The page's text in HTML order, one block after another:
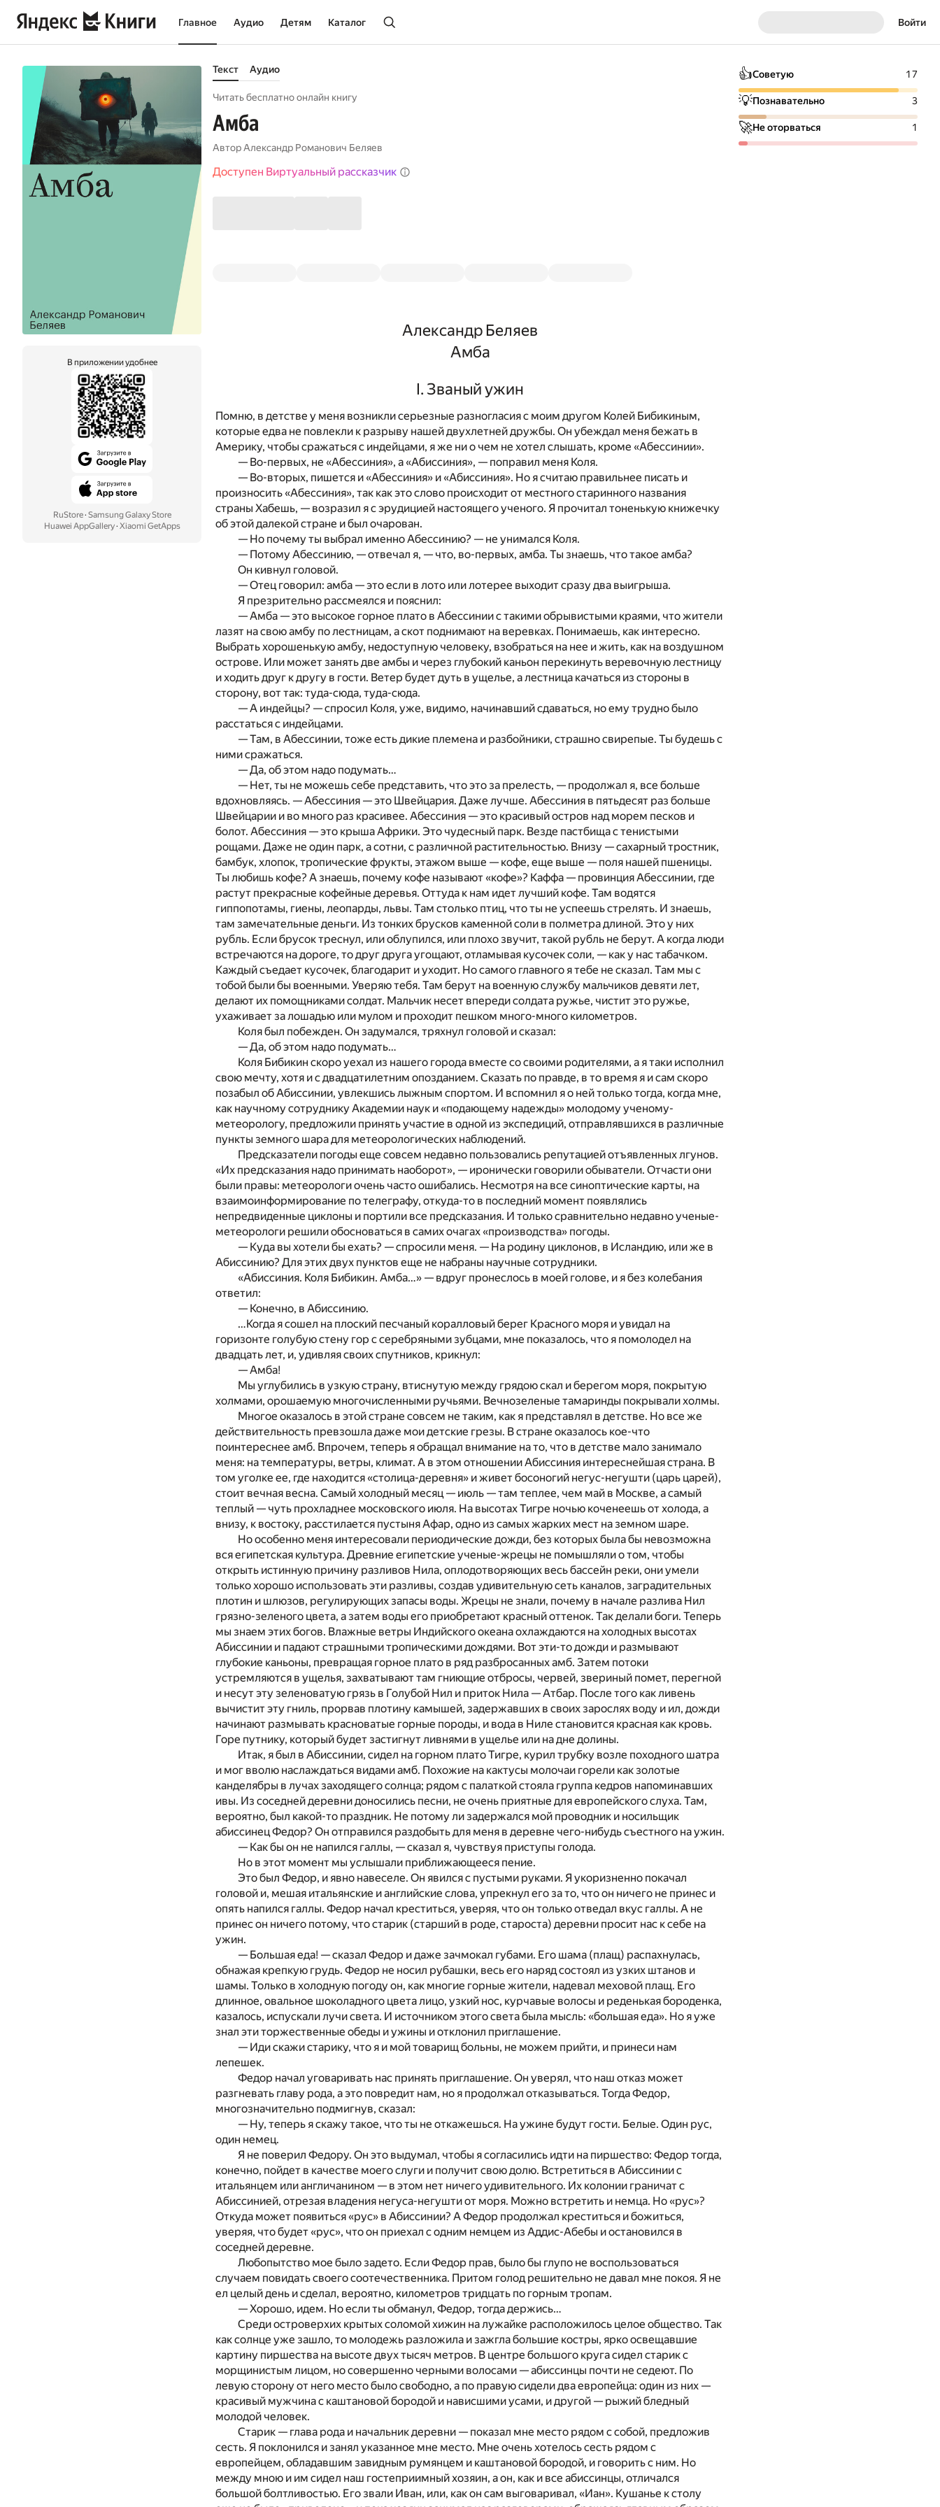
Главное Аудио Детям Каталог Войти
В приложении удобнее
RuStore· Samsung Galaxy Store
Huawei AppGallery· Xiaomi GetApps
Текст Аудио
Читать бесплатно онлайн книгу
Амба
АвторАлександр Романович Беляев
Доступен Виртуальный рассказчик
Александр Беляев
Амба
I. Званый ужин
Помню, в детстве у меня возникли серьезные разногласия с моим другом Колей Бибикиным,
которые едва не повлекли к разрыву нашей двухлетней дружбы. Он убеждал меня бежать в
Америку, чтобы сражаться с индейцами, я же ни о чем не хотел слышать, кроме «Абессинии».
— Во-первых, не «Абессиния», а «Абиссиния», — поправил меня Коля.
— Во-вторых, пишется и «Абессиния» и «Абиссиния». Но я считаю правильнее писать и
произносить «Абессиния», так как это слово происходит от местного старинного названия
страны Хабешь, — возразил я с эрудицией настоящего ученого. Я прочитал тоненькую книжечку
об этой далекой стране и был очарован.
— Но почему ты выбрал именно Абессинию? — не унимался Коля.
— Потому Абессинию, — отвечал я, — что, во-первых, амба. Ты знаешь, что такое амба?
Он кивнул головой.
— Отец говорил: амба — это если в лото или лотерее выходит сразу два выигрыша.
Я презрительно рассмеялся и пояснил:
— Амба — это высокое горное плато в Абессинии с такими обрывистыми краями, что жители
лазят на свою амбу по лестницам, а скот поднимают на веревках. Понимаешь, как интересно.
Выбрать хорошенькую амбу, недоступную человеку, взобраться на нее и жить, как на воздушном
острове. Или может занять две амбы и через глубокий каньон перекинуть веревочную лестницу
и ходить друг к другу в гости. Ветер будет дуть в ущелье, а лестница качаться из стороны в
сторону, вот так: туда-сюда, туда-сюда.
— А индейцы? — спросил Коля, уже, видимо, начинавший сдаваться, но ему трудно было
расстаться с индейцами.
— Там, в Абессинии, тоже есть дикие племена и разбойники, страшно свирепые. Ты будешь с
ними сражаться.
— Да, об этом надо подумать…
— Нет, ты не можешь себе представить, что это за прелесть, — продолжал я, все больше
вдохновляясь. — Абессиния — это Швейцария. Даже лучше. Абессиния в пятьдесят раз больше
Швейцарии и во много раз красивее. Абессиния — это красивый остров над морем песков и
болот. Абессиния — это крыша Африки. Это чудесный парк. Везде пастбища с тенистыми
рощами. Даже не один парк, а сотни, с различной растительностью. Внизу — сахарный тростник,
бамбук, хлопок, тропические фрукты, этажом выше — кофе, еще выше — поля нашей пшеницы.
Ты любишь кофе? А знаешь, почему кофе называют «кофе»? Каффа — провинция Абессинии, где
растут прекрасные кофейные деревья. Оттуда к нам идет лучший кофе. Там водятся
гиппопотамы, гиены, леопарды, львы. Там столько птиц, что ты не успеешь стрелять. И знаешь,
там замечательные деньги. Из тонких брусков каменной соли в полметра длиной. Это у них
рубль. Если брусок треснул, или облупился, или плохо звучит, такой рубль не берут. А когда люди
встречаются на дороге, то друг друга угощают, отламывая кусочек соли, — как у нас табачком.
Каждый съедает кусочек, благодарит и уходит. Но самого главного я тебе не сказал. Там мы с
тобой были бы военными. Уверяю тебя. Там берут на военную службу мальчиков девяти лет,
делают их помощниками солдат. Мальчик несет впереди солдата ружье, чистит это ружье,
ухаживает за лошадью или мулом и проходит пешком много-много километров.
Коля был побежден. Он задумался, тряхнул головой и сказал:
— Да, об этом надо подумать…
Коля Бибикин скоро уехал из нашего города вместе со своими родителями, а я таки исполнил
свою мечту, хотя и с двадцатилетним опозданием. Сказать по правде, в то время я и сам скоро
позабыл об Абиссинии, увлекшись лыжным спортом. И вспомнил я о ней только тогда, когда мне,
как научному сотруднику Академии наук и «подающему надежды» молодому ученому-
метеорологу, предложили принять участие в одной из экспедиций, отправлявшихся в различные
пункты земного шара для метеорологических наблюдений.
Предсказатели погоды еще совсем недавно пользовались репутацией отъявленных лгунов.
«Их предсказания надо принимать наоборот», — иронически говорили обыватели. Отчасти они
были правы: метеорологи очень часто ошибались. Несмотря на все синоптические карты, на
взаимоинформирование по телеграфу, откуда-то в последний момент появлялись
непредвиденные циклоны и портили все предсказания. И только сравнительно недавно ученые-
метеорологи решили обосноваться в самих очагах «производства» погоды.
— Куда вы хотели бы ехать? — спросили меня. — На родину циклонов, в Исландию, или же в
Абиссинию? Для этих двух пунктов еще не набраны научные сотрудники.
«Абиссиния. Коля Бибикин. Амба…» — вдруг пронеслось в моей голове, и я без колебания
ответил:
— Конечно, в Абиссинию.
…Когда я сошел на плоский песчаный коралловый берег Красного моря и увидал на
горизонте голубую стену гор с серебряными зубцами, мне показалось, что я помолодел на
двадцать лет, и, удивляя своих спутников, крикнул:
— Амба!
Мы углубились в узкую страну, втиснутую между грядою скал и берегом моря, покрытую
холмами, орошаемую многочисленными ручьями. Вечнозеленые тамаринды покрывали холмы.
Многое оказалось в этой стране совсем не таким, как я представлял в детстве. Но все же
действительность превзошла даже мои детские грезы. В стране оказалось кое-что
поинтереснее амб. Впрочем, теперь я обращал внимание на то, что в детстве мало занимало
меня: на температуры, ветры, климат. А в этом отношении Абиссиния интереснейшая страна. В
том уголке ее, где находится «столица-деревня» и живет босоногий негус-негушти (царь царей),
стоит вечная весна. Самый холодный месяц — июль — там теплее, чем май в Москве, а самый
теплый — чуть прохладнее московского июля. На высотах Тигре ночью коченеешь от холода, а
внизу, к востоку, расстилается пустыня Афар, одно из самых жарких мест на земном шаре.
Но особенно меня интересовали периодические дожди, без которых была бы невозможна
вся египетская культура. Древние египетские ученые-жрецы не помышляли о том, чтобы
открыть истинную причину разливов Нила, оплодотворяющих весь бассейн реки, они умели
только хорошо использовать эти разливы, создав удивительную сеть каналов, заградительных
плотин и шлюзов, регулирующих запасы воды. Жрецы не знали, почему в начале разлива Нил
грязно-зеленого цвета, а затем воды его приобретают красный оттенок. Так делали боги. Теперь
мы знаем этих богов. Влажные ветры Индийского океана охлаждаются на холодных высотах
Абиссинии и падают страшными тропическими дождями. Вот эти-то дожди и размывают
глубокие каньоны, превращая горное плато в ряд разбросанных амб. Затем потоки
устремляются в ущелья, захватывают там гниющие отбросы, червей, звериный помет, перегной
и несут эту зеленоватую грязь в Голубой Нил и приток Нила — Атбар. После того как ливень
вычистит эту гниль, прорвав плотину камышей, задержавших в своих зарослях воду и ил, дожди
начинают размывать красноватые горные породы, и вода в Ниле становится красная как кровь.
Горе путнику, который будет застигнут ливнями в ущелье или на дне долины.
Итак, я был в Абиссинии, сидел на горном плато Тигре, курил трубку возле походного шатра
и мог вволю наслаждаться видами амб. Похожие на кактусы молочаи горели как золотые
канделябры в лучах заходящего солнца; рядом с палаткой стояла группа кедров напоминавших
ивы. Из соседней деревни доносились песни, не очень приятные для европейского слуха. Там,
вероятно, был какой-то праздник. Не потому ли задержался мой проводник и носильщик
абиссинец Федор? Он отправился раздобыть для меня в деревне чего-нибудь съестного на ужин.
— Как бы он не напился галлы, — сказал я, чувствуя приступы голода.
Но в этот момент мы услышали приближающееся пение.
Это был Федор, и явно навеселе. Он явился с пустыми руками. Я укоризненно покачал
головой и, мешая итальянские и английские слова, упрекнул его за то, что он ничего не принес и
опять напился галлы. Федор начал креститься, уверяя, что он только отведал вкус галлы. А не
принес он ничего потому, что старик (старший в роде, староста) деревни просит нас к себе на
ужин.
— Большая еда! — сказал Федор и даже зачмокал губами. Его шама (плащ) распахнулась,
обнажая крепкую грудь. Федор не носил рубашки, весь его наряд состоял из узких штанов и
шамы. Только в холодную погоду он, как многие горные жители, надевал меховой плащ. Его
длинное, овальное шоколадного цвета лицо, узкий нос, курчавые волосы и реденькая бороденка,
казалось, испускали лучи света. И источником этого света была мысль: «большая еда». Но я уже
знал эти торжественные обеды и ужины и отклонил приглашение.
— Иди скажи старику, что я и мой товарищ больны, не можем прийти, и принеси нам
лепешек.
Федор начал уговаривать нас принять приглашение. Он уверял, что наш отказ может
разгневать главу рода, а это повредит нам, но я продолжал отказываться. Тогда Федор,
многозначительно подмигнув, сказал:
— Ну, теперь я скажу такое, что ты не откажешься. На ужине будут гости. Белые. Один рус,
один немец.
Я не поверил Федору. Он это выдумал, чтобы я согласились идти на пиршество: Федор тогда,
конечно, пойдет в качестве моего слуги и получит свою долю. Встретиться в Абиссинии с
итальянцем или англичанином — в этом нет ничего удивительного. Их колонии граничат с
Абиссинией, отрезая владения негуса-негушти от моря. Можно встретить и немца. Но «рус»?
Откуда может появиться «рус» в Абиссинии? А Федор продолжал креститься и божиться,
уверяя, что будет «рус», что он приехал с одним немцем из Аддис-Абебы и остановился в
соседней деревне.
Любопытство мое было задето. Если Федор прав, было бы глупо не воспользоваться
случаем повидать своего соотечественника. Притом голод решительно не давал мне покоя. Я не
ел целый день и сделал, вероятно, километров тридцать по горным тропам.
— Хорошо, идем. Но если ты обманул, Федор, тогда держись…
Среди островерхих крытых соломой хижин на лужайке расположилось целое общество. Так
как солнце уже зашло, то молодежь разложила и зажгла большие костры, ярко освещавшие
картину пиршества на высоте двух тысяч метров. В центре большого круга сидел старик с
морщинистым лицом, но совершенно черными волосами — абиссинцы почти не седеют. По
левую сторону от него место было свободно, а по правую сидели два европейца: один из них —
красивый мужчина с каштановой бородой и нависшими усами, и другой — рыжий бледный
молодой человек.
Старик — глава рода и начальник деревни — показал мне место рядом с собой, предложив
сесть. Я поклонился и занял указанное мне место. Мне очень хотелось сесть рядом с
европейцем, обладавшим завидным румянцем и каштановой бородой, и говорить с ним. Но
между мною и им сидел наш гостеприимный хозяин, а он, как и все абиссинцы, отличался
большой болтливостью. Его звали Иван, или, как он сам выговаривал, «Иан». Кушанье к столу
👍Советую 17
💡Познавательно 3
🚀Не оторваться 1